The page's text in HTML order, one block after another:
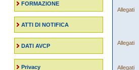
FORMAZIONE
ATTI DI NOTIFICA
DATI AVCP
Privacy
Allegati
Allegati
Allegati